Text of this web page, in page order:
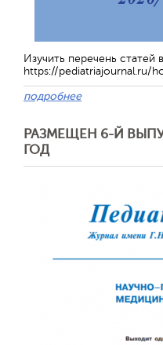
Изучить перечень
https://pediatriajournal.ru/
подробнее
РАЗМЕЩЕН 6-Й
ГОД